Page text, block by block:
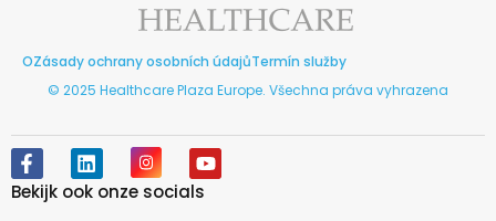
OZásady ochrany osobních údajůTermín služby
© 2025 Healthcare Plaza Europe. Všechna práva vyhrazena
F
a
c
L
i
n
I
n
s
Y
o
Bekijk ook onze socials